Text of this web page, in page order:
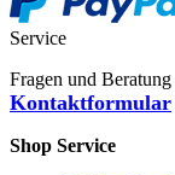
Service
Fragen und
Kontaktformular
Shop Service